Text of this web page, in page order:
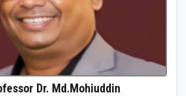
Dr. Md.Mohiuddin